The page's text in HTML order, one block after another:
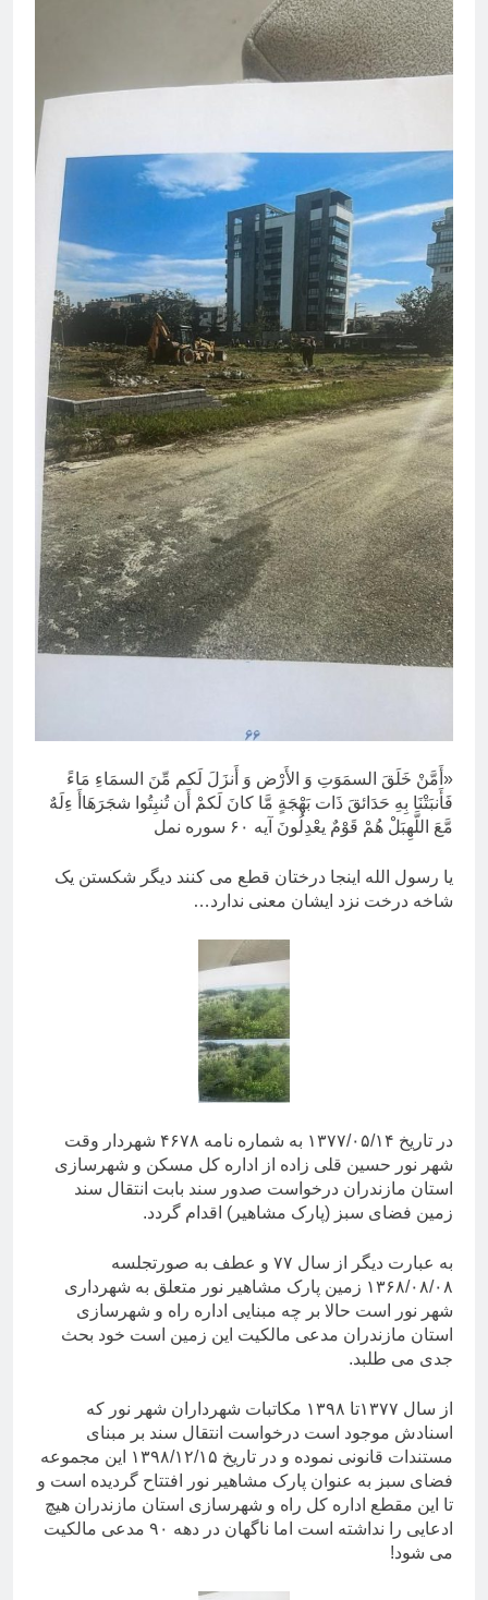
«أَمَّنْ خَلَقَ السمَوَتِ وَ الأَرْض وَ أَنزَلَ لَکم مِّنَ السمَاءِ مَاءً
فَأَنبَتْنَا بِهِ حَدَائقَ ذَات بَهْجَةٍ مَّا کانَ لَکمْ أَن تُنبِتُوا شجَرَهَاأَ ءِلَهٌ
مَّعَ اللَّهِبَلْ هُمْ قَوْمٌ یعْدِلُونَ آیه ۶۰ سوره نمل
یا رسول الله اینجا درختان قطع می کنند دیگر شکستن یک
شاخه درخت نزد ایشان معنی ندارد…
در تاریخ ۱۳۷۷/۰۵/۱۴ به شماره نامه ۴۶۷۸ شهردار وقت
شهر نور حسین قلی زاده از اداره کل مسکن و شهرسازی
استان مازندران درخواست صدور سند بابت انتقال سند
زمین فضای سبز (پارک مشاهیر) اقدام گردد.
به عبارت دیگر از سال ۷۷ و عطف به صورتجلسه
۱۳۶۸/۰۸/۰۸ زمین پارک مشاهیر نور متعلق به شهرداری
شهر نور است حالا بر چه مبنایی اداره راه و شهرسازی
استان مازندران مدعی مالکیت این زمین است خود بحث
جدی می طلبد.
از سال ۱۳۷۷تا ۱۳۹۸ مکاتبات شهرداران شهر نور که
اسنادش موجود است درخواست انتقال سند بر مبنای
مستندات قانونی نموده و در تاریخ ۱۳۹۸/۱۲/۱۵ این مجموعه
فضای سبز به عنوان پارک مشاهیر نور افتتاح گردیده است و
تا این مقطع اداره کل راه و شهرسازی استان مازندران هیچ
ادعایی را نداشته است اما ناگهان در دهه ۹۰ مدعی مالکیت
می شود!